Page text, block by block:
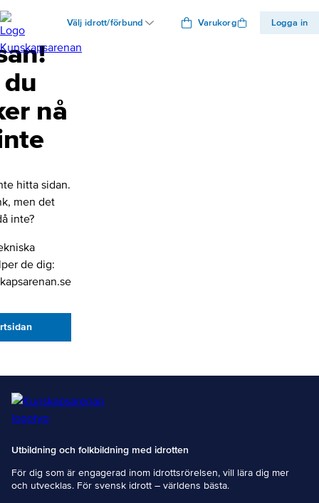
Välj idrott/förbund Varukorg Logga in
nå
hitta sidan.
men det
inte?
de dig:
Utbildning och folkbildning med idrotten
För dig som är engagerad inom idrottsrörelsen, vill lära dig mer
och utvecklas. För svensk idrott – världens bästa.